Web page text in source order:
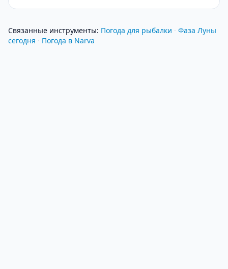
Связанные инструменты: Погода для рыбалки · Фаза Луны
сегодня · Погода в Narva